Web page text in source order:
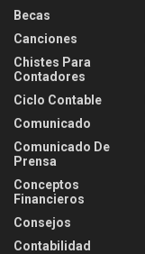
Becas
Canciones
Chistes Para
Contadores
Ciclo Contable
Comunicado
Comunicado De
Prensa
Conceptos
Financieros
Consejos
Contabilidad